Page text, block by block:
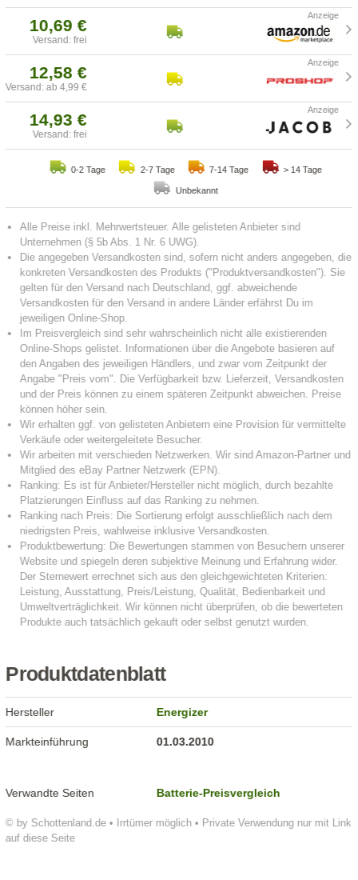
10,69 €
Versand: frei
12,58 €
Versand: ab 4,99 €
14,93 €
Versand: frei
0-2 Tage 2-7 Tage 7-14 Tage > 14 Tage
Unbekannt
Produktdatenblatt
© by Schottenland.de • Irrtümer möglich • Private Verwendung nur mit Link
auf diese Seite
Hersteller Energizer
Markteinführung 01.03.2010
Verwandte Seiten Batterie-Preisvergleich